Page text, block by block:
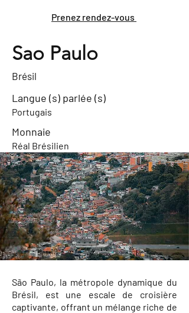
Prenez rendez-vous
Sao Paulo
Brésil
Langue (s) parlée (s)
Portugais
Monnaie
Réal Brésilien
São Paulo, la métropole dynamique du
Brésil, est une escale de croisière
captivante, offrant un mélange riche de